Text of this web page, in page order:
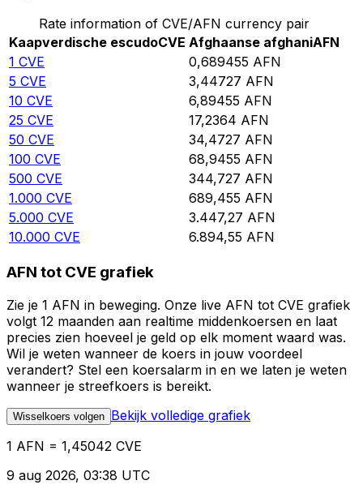
Rate information of CVE/AFN currency pair
Kaapverdische escudoCVE Afghaanse afghaniAFN
1 CVE 0,689455 AFN
5 CVE 3,44727 AFN
10 CVE 6,89455 AFN
25 CVE 17,2364 AFN
50 CVE 34,4727 AFN
100 CVE 68,9455 AFN
500 CVE 344,727 AFN
1.000 CVE 689,455 AFN
5.000 CVE 3.447,27 AFN
10.000 CVE 6.894,55 AFN
AFN tot CVE grafiek
Zie je 1 AFN in beweging. Onze live AFN tot CVE grafiek
volgt 12 maanden aan realtime middenkoersen en laat
precies zien hoeveel je geld op elk moment waard was.
Wil je weten wanneer de koers in jouw voordeel
verandert? Stel een koersalarm in en we laten je weten
wanneer je streefkoers is bereikt.
Wisselkoers volgen Bekijk volledige grafiek
1 AFN = 1,45042 CVE
9 aug 2026, 03:38 UTC